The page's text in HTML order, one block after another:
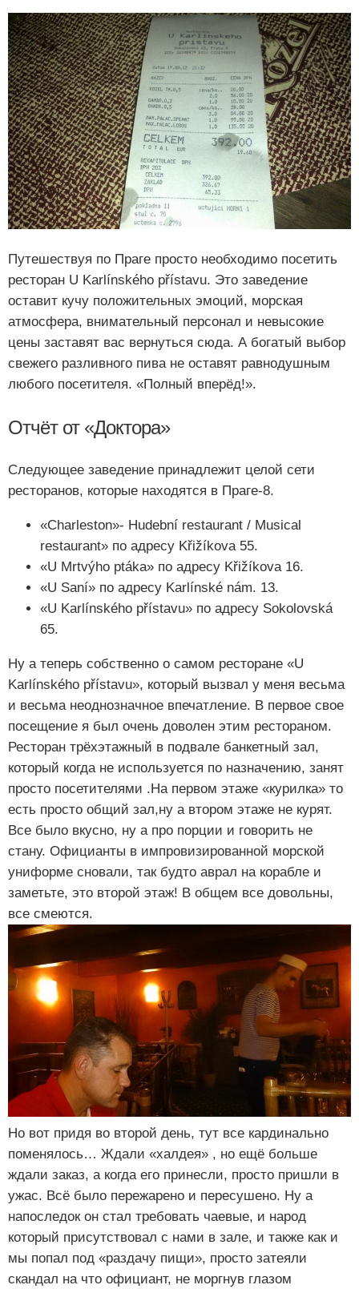
Путешествуя по Праге просто необходимо посетить
ресторан U Karlínského přístavu. Это заведение
оставит кучу положительных эмоций, морская
атмосфера, внимательный персонал и невысокие
цены заставят вас вернуться сюда. А богатый выбор
свежего разливного пива не оставят равнодушным
любого посетителя. «Полный вперёд!».
Отчёт от «Доктора»
Следующее заведение принадлежит целой сети
ресторанов, которые находятся в Праге-8.
«Charleston»- Hudební restaurant / Musical
restaurant» по адресу Křižíkova 55.
«U Mrtvýho ptáka» по адресу Křižíkova 16.
«U Saní» по адресу Karlínské nám. 13.
«U Karlínského přístavu» по адресу Sokolovská
65.
Ну а теперь собственно о самом ресторане «U
Karlínského přístavu», который вызвал у меня весьма
и весьма неоднозначное впечатление. В первое свое
посещение я был очень доволен этим рестораном.
Ресторан трёхэтажный в подвале банкетный зал,
который когда не используется по назначению, занят
просто посетителями .На первом этаже «курилка» то
есть просто общий зал,ну а втором этаже не курят.
Все было вкусно, ну а про порции и говорить не
стану. Официанты в импровизированной морской
униформе сновали, так будто аврал на корабле и
заметьте, это второй этаж! В общем все довольны,
все смеются.
Но вот придя во второй день, тут все кардинально
поменялось… Ждали «халдея» , но ещё больше
ждали заказ, а когда его принесли, просто пришли в
ужас. Всё было пережарено и пересушено. Ну а
напоследок он стал требовать чаевые, и народ
который присутствовал с нами в зале, и также как и
мы попал под «раздачу пищи», просто затеяли
скандал на что официант, не моргнув глазом